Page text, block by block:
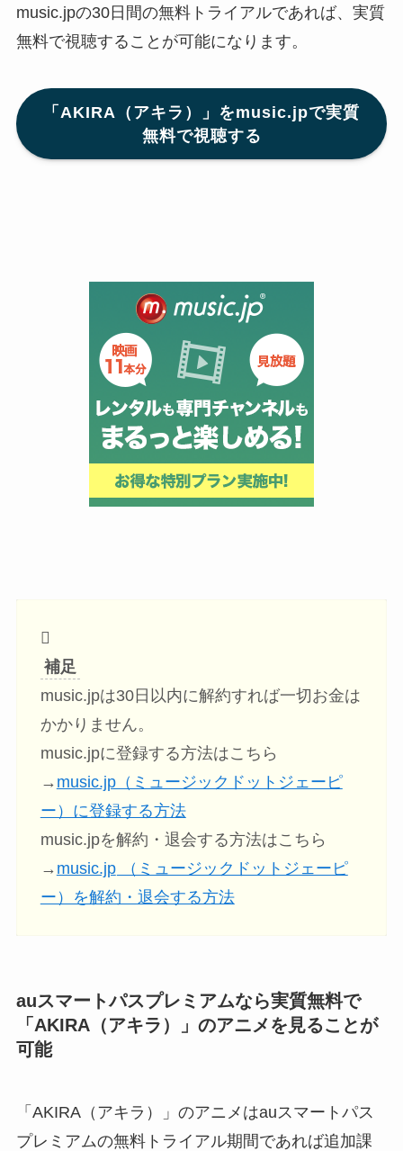
music.jpの30日間の無料トライアルであれば、実質
無料で視聴することが可能になります。
「AKIRA（アキラ）」をmusic.jpで実質
無料で視聴する
補足
music.jpは30日以内に解約すれば一切お金は
かかりません。
music.jpに登録する方法はこちら
→ music.jp（ミュージックドットジェーピ
ー）に登録する方法
music.jpを解約・退会する方法はこちら
→ music.jp （ミュージックドットジェーピ
ー）を解約・退会する方法
auスマートパスプレミアムなら実質無料で
「AKIRA（アキラ）」 のアニメ を見ることが
可能
「AKIRA（アキラ）」のアニメはauスマートパス
プレミアムの無料トライアル期間であれば追加課